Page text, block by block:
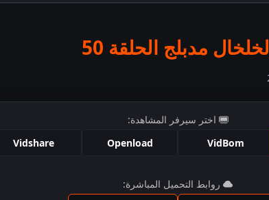
مدبلج الحلقة 50
اختر سيرفر المشاهدة:
VidBom
Openload
Vidshare
اضغط للمشاهدة
روابط التحميل المباشرة: